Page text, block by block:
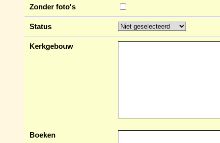
Zonder foto's
Status
Kerkgebouw
Boeken